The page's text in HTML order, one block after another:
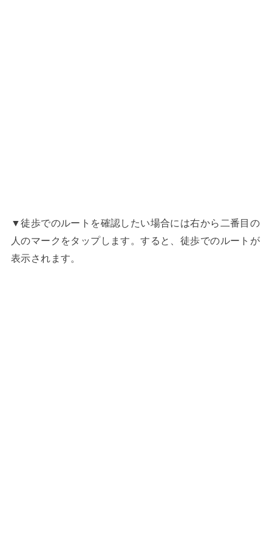
▼徒歩でのルートを確認したい場合には右から二番目の
人のマークをタップします。すると、徒歩でのルートが
表示されます。